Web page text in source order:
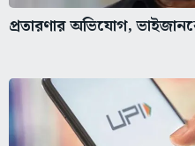
প্রতারণার অভিযোগ,